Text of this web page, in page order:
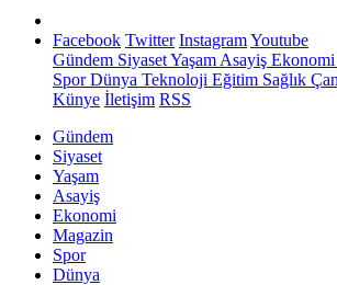
Facebook Twitter InstagramYoutube
Gündem SiyasetYaşam Asayiş Ekonomi
SporDünya Teknoloji Eğitim Sağlık
Künye İletişim RSS
Gündem
Siyaset
Yaşam
Asayiş
Ekonomi
Magazin
Spor
Dünya